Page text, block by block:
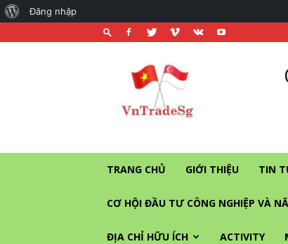
Cổng
thương
và
vào
Singapore
TRANG CHỦ GIỚI THIỆU TIN
CƠ HỘI ĐẦU TƯ CÔNG NGHIỆP VÀ
ĐỊA CHỈ HỮU ÍCH ACTIVITY
About
Đăng nhập